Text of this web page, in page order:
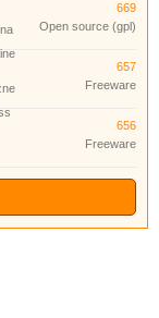
669
Open source (gpl)
657
Freeware
656
Freeware